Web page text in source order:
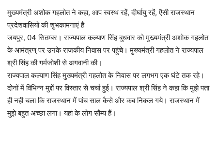
मुख्यमंत्री अशोक गहलोत ने कहा, आप स्वस्थ रहें, दीर्घायु रहें, ऎसी राजस्थान
प्रदेशवासियों की शुभकामनाएं हैं
जयपुर, 04 सितम्बर। राज्यपाल कल्याण सिंह बुधवार को मुख्यमंत्री अशोक गहलोत
के आमंत्रण् पर उनके राजकीय निवास पर पहुंचे। मुख्यमंत्री गहलोत ने राज्यपाल
श्री सिंह की गर्मजोशी से अगवानी की।
राज्यपाल कल्याण सिंह मुख्यमंत्री गहलोत के निवास पर लगभग एक घंटे तक रहे।
दोनों में विभिन्न मुद्दों पर विस्तार से चर्चा हुई। राज्यपाल श्री सिंह ने कहा कि मुझे पता
ही नही चला कि राजस्थान में पांच साल कैसे और कब निकल गये। राजस्थान में
मुझे बहुत अच्छा लगा। यहां के लोग सौम्य हैं।